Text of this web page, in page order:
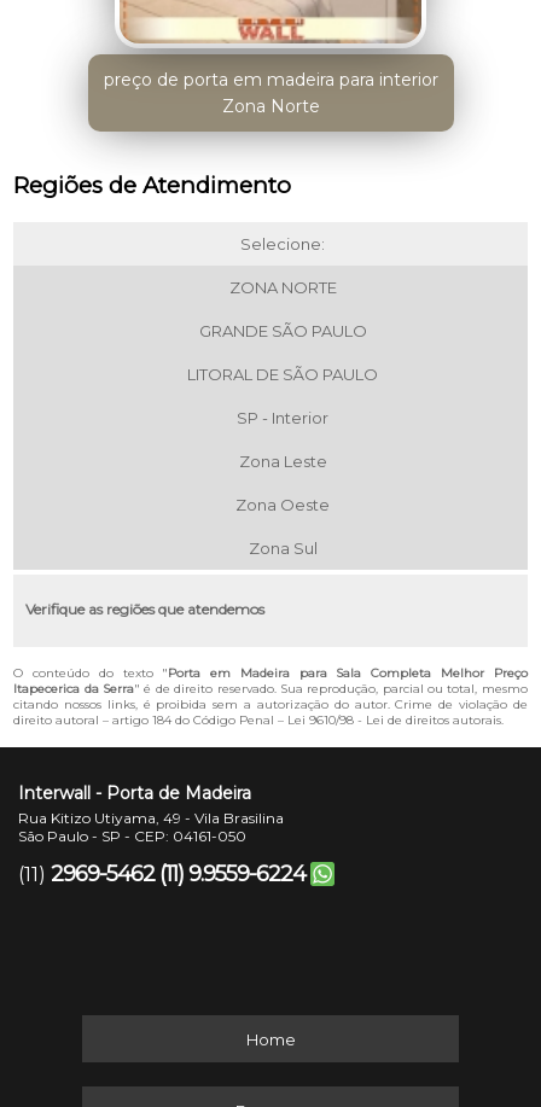
preço de porta em madeira para interior
Zona Norte
Regiões de Atendimento
Selecione:
ZONA NORTE
GRANDE SÃO PAULO
LITORAL DE SÃO PAULO
SP - Interior
Zona Leste
Zona Oeste
Zona Sul
Verifique as regiões que atendemos
O conteúdo do texto "Porta em Madeira para Sala Completa Melhor Preço
Itapecerica da Serra" é de direito reservado. Sua reprodução, parcial ou total, mesmo
citando nossos links, é proibida sem a autorização do autor. Crime de violação de
direito autoral – artigo 184 do Código Penal – Lei 9610/98 - Lei de direitos autorais.
Interwall - Porta de Madeira
Rua Kitizo Utiyama, 49 - Vila Brasilina
São Paulo - SP - CEP: 04161-050
(11) 2969-5462 (11) 9.9559-6224
Home